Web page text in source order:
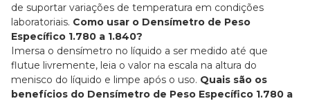
de suportar variações de temperatura em condições
laboratoriais. Como usar o Densímetro de Peso
Específico 1.780 a 1.840?
Imersa o densímetro no líquido a ser medido até que
flutue livremente, leia o valor na escala na altura do
menisco do líquido e limpe após o uso. Quais são os
benefícios do Densímetro de Peso Específico 1.780 a